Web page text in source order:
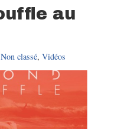
au
Non classé, Vidéos